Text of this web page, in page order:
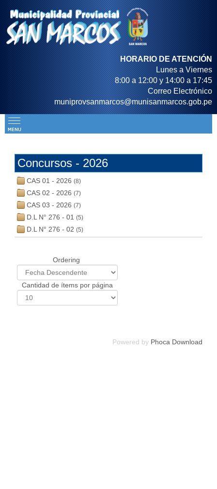
HORARIO DE ATENCIÓN
Lunes a Viernes
8:00 a 12:00 y 14:00 a 17:45
Correo Electrónico
muniprovsanmarcos@munisanmarcos.gob.pe
Concursos - 2026
CAS 01 - 2026 (8)
CAS 02 - 2026 (7)
CAS 03 - 2026 (7)
D.L N° 276 - 01 (5)
D.L N° 276 - 02 (5)
Ordering
Cantidad de ítems por página
Powered by Phoca Download